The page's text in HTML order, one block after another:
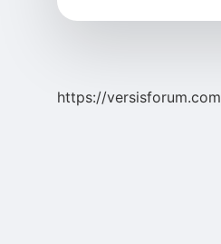
https://versisforum.com